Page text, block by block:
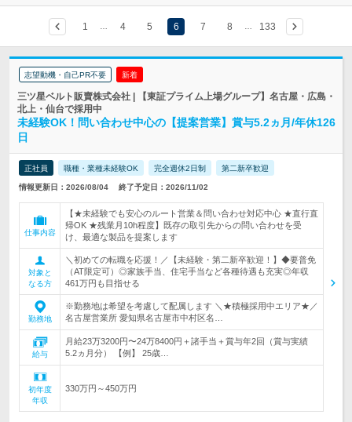
1 4 5 6 7 8 133
志望動機・自己PR不要 新着
三ツ星ベルト販賣株式会社 | 【東証プライム上場グループ】名古屋・広島・
北上・仙台で採用中
未経験OK！問い合わせ中心の【提案営業】賞与5.2ヵ月/年休126
日
正社員 職種・業種未経験OK 完全週休2日制 第二新卒歓迎
情報更新日：2026/08/04 終了予定日：2026/11/02
仕事内容
【★未経験でも安心のルート営業＆問い合わせ対応中心 ★直行直
帰OK ★残業月10h程度】既存の取引先からの問い合わせを受
け、最適な製品を提案します
対象と
なる方
＼初めての転職を応援！／【未経験・第二新卒歓迎！】◆要普免
（AT限定可）◎家族手当、住宅手当など各種待遇も充実◎年収
461万円も目指せる
勤務地
※勤務地は希望を考慮して配属します ＼★積極採用中エリア★／
名古屋営業所 愛知県名古屋市中村区名…
給与
月給23万3200円〜24万8400円＋諸手当＋賞与年2回（賞与実績
5.2ヵ月分） 【例】 25歳…
初年度
年収
330万円～450万円